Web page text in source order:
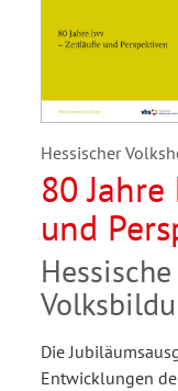
Hessischer
80
und
Die
Entwicklungen